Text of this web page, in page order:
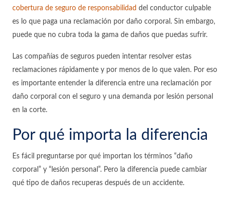
cobertura de seguro de responsabilidad del conductor culpable
es lo que paga una reclamación por daño corporal. Sin embargo,
puede que no cubra toda la gama de daños que puedas sufrir.
Las compañías de seguros pueden intentar resolver estas
reclamaciones rápidamente y por menos de lo que valen. Por eso
es importante entender la diferencia entre una reclamación por
daño corporal con el seguro y una demanda por lesión personal
en la corte.
Por qué importa la diferencia
Es fácil preguntarse por qué importan los términos “daño
corporal” y “lesión personal”. Pero la diferencia puede cambiar
qué tipo de daños recuperas después de un accidente.